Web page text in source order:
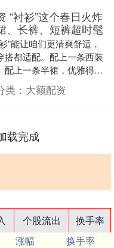
“衬衫”这个春日火炸
、长裤、短裤超时髦
”能让咱们更清爽舒适，
搭都适配。配上一条西装
配上一条半裙，优雅得
搭，显高显瘦提气质。 在
....
类： 大额配资
载完成
个股流出
换手率
涨幅
换手率